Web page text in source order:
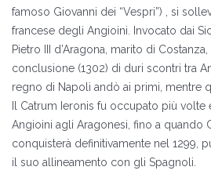
famoso Giovanni dei “Vespri”) , si
francese degli Angioini. Invocato dai
Pietro III d’Aragona, marito di
conclusione (1302) di duri scontri tra
regno di Napoli andò ai primi, mentre
Il Catrum Ieronis fu occupato più volte
Angioini agli Aragonesi, fino a quando
conquisterà definitivamente nel 1299,
il suo allineamento con gli Spagnoli.